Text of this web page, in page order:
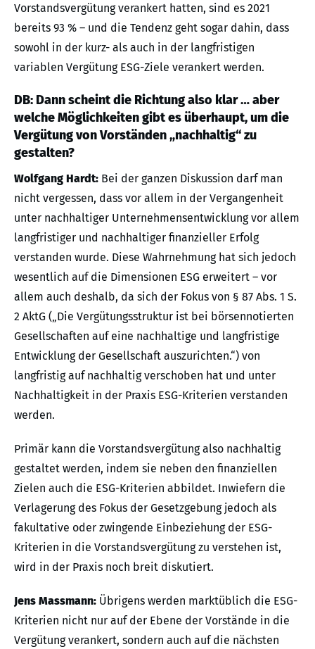
Vorstandsvergütung verankert hatten, sind es 2021
bereits 93 % – und die Tendenz geht sogar dahin, dass
sowohl in der kurz- als auch in der langfristigen
variablen Vergütung ESG-Ziele verankert werden.
DB: Dann scheint die Richtung also klar … aber
welche Möglichkeiten gibt es überhaupt, um die
Vergütung von Vorständen „nachhaltig“ zu
gestalten?
Wolfgang Hardt: Bei der ganzen Diskussion darf man
nicht vergessen, dass vor allem in der Vergangenheit
unter nachhaltiger Unternehmensentwicklung vor allem
langfristiger und nachhaltiger finanzieller Erfolg
verstanden wurde. Diese Wahrnehmung hat sich jedoch
wesentlich auf die Dimensionen ESG erweitert – vor
allem auch deshalb, da sich der Fokus von § 87 Abs. 1 S.
2 AktG („Die Vergütungsstruktur ist bei börsennotierten
Gesellschaften auf eine nachhaltige und langfristige
Entwicklung der Gesellschaft auszurichten.“) von
langfristig auf nachhaltig verschoben hat und unter
Nachhaltigkeit in der Praxis ESG-Kriterien verstanden
werden.
Primär kann die Vorstandsvergütung also nachhaltig
gestaltet werden, indem sie neben den finanziellen
Zielen auch die ESG-Kriterien abbildet. Inwiefern die
Verlagerung des Fokus der Gesetzgebung jedoch als
fakultative oder zwingende Einbeziehung der ESG-
Kriterien in die Vorstandsvergütung zu verstehen ist,
wird in der Praxis noch breit diskutiert.
Jens Massmann: Übrigens werden marktüblich die ESG-
Kriterien nicht nur auf der Ebene der Vorstände in die
Vergütung verankert, sondern auch auf die nächsten